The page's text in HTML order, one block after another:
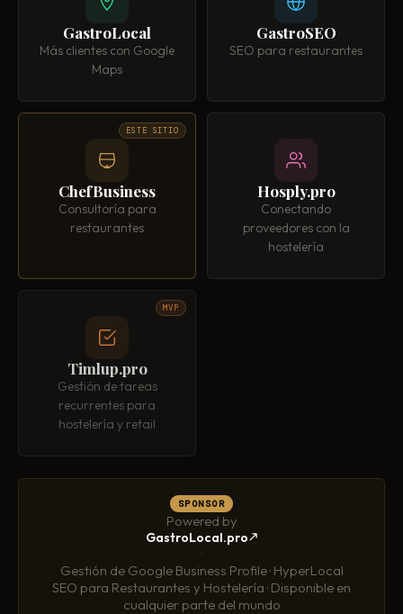
GastroLocal
Más clientes con Google
Maps
GastroSEO
SEO para restaurantes
ChefBusiness
Consultoría para
restaurantes
ESTE SITIO
Hosply.pro
Conectando
proveedores con la
hostelería
Timlup.pro
Gestión de tareas
recurrentes para
hostelería y retail
MVP
SPONSOR
Powered by
GastroLocal.pro
·
Gestión de Google Business Profile · HyperLocal
SEO para Restaurantes y Hostelería · Disponible en
cualquier parte del mundo